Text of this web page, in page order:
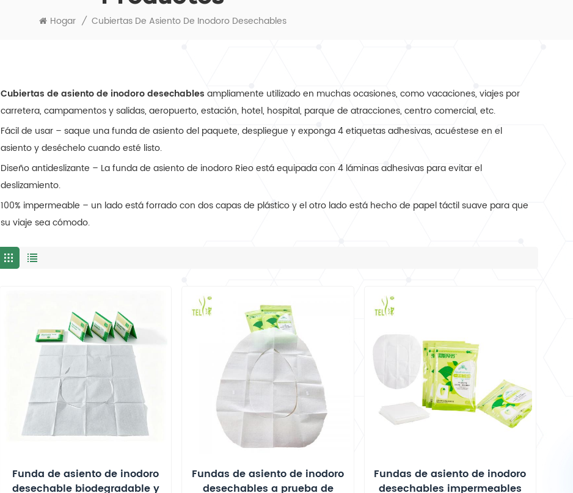
Hogar / Cubiertas De Asiento De Inodoro Desechables
Cubiertas de asiento de inodoro desechables ampliamente utilizado en muchas ocasiones, como vacaciones, viajes por
carretera, campamentos y salidas, aeropuerto, estación, hotel, hospital, parque de atracciones, centro comercial, etc.
Fácil de usar – saque una funda de asiento del paquete, despliegue y exponga 4 etiquetas adhesivas, acuéstese en el
asiento y deséchelo cuando esté listo.
Diseño antideslizante – La funda de asiento de inodoro Rieo está equipada con 4 láminas adhesivas para evitar el
deslizamiento.
100% impermeable – un lado está forrado con dos capas de plástico y el otro lado está hecho de papel táctil suave para que
su viaje sea cómodo.
Funda de asiento de inodoro
desechable biodegradable y
Fundas de asiento de inodoro
desechables a prueba de
Fundas de asiento de inodoro
desechables impermeables